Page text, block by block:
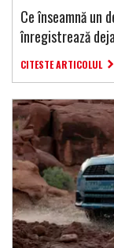
Ce înseamnă un
înregistrează
CITESTE ARTICOLUL